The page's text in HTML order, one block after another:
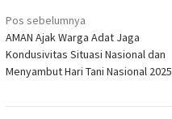
Navigasi
pos
Pos sebelumnya
AMAN Ajak Warga Adat Jaga
Kondusivitas Situasi Nasional dan
Menyambut Hari Tani Nasional 2025